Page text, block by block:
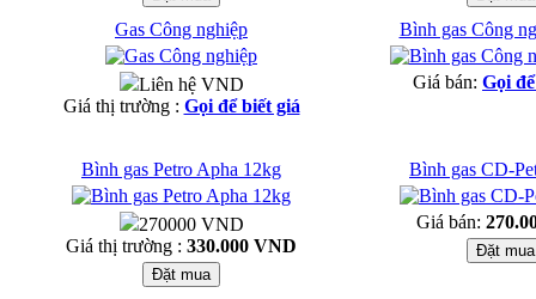
Gas Công nghiệp
Liên hệ VND
Giá thị trường : Gọi để biết giá
Bình gas Công
Giá bán: Gọi
Bình gas Petro Apha 12kg
270000 VND
Giá thị trường : 330.000 VND
Bình gas CD-
Giá bán: